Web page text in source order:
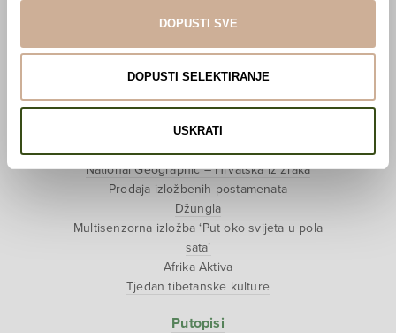
DOPUSTI SVE
DOPUSTI SELEKTIRANJE
USKRATI
O projektu
Pogledaj VR film
Event s autorom
Projekti
Ljubav oko svijeta
Polarni san
National Geographic – Hrvatska iz zraka
Prodaja izložbenih postamenata
Džungla
Multisenzorna izložba ‘Put oko svijeta u pola
sata’
Afrika Aktiva
Tjedan tibetanske kulture
Putopisi